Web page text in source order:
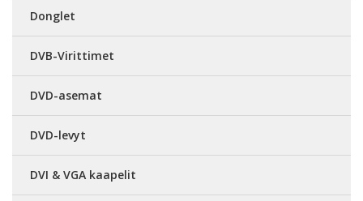
Donglet
DVB-Virittimet
DVD-asemat
DVD-levyt
DVI & VGA kaapelit